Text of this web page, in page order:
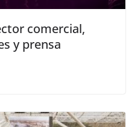
comercial,
y prensa